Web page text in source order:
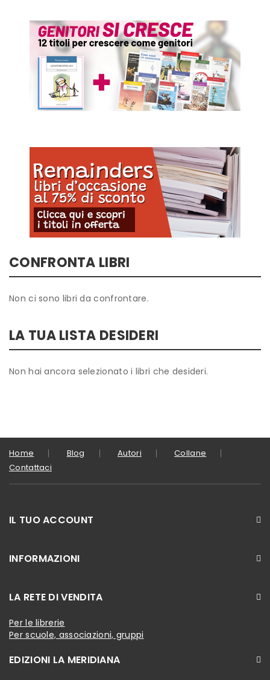
CONFRONTA LIBRI
Non ci sono libri da confrontare.
LA TUA LISTA DESIDERI
Non hai ancora selezionato i libri che desideri.
Home Blog Autori
Collane
Contattaci
IL TUO ACCOUNT
INFORMAZIONI
LA RETE DI VENDITA
Per le librerie
Per scuole, associazioni, gruppi
EDIZIONI LA MERIDIANA